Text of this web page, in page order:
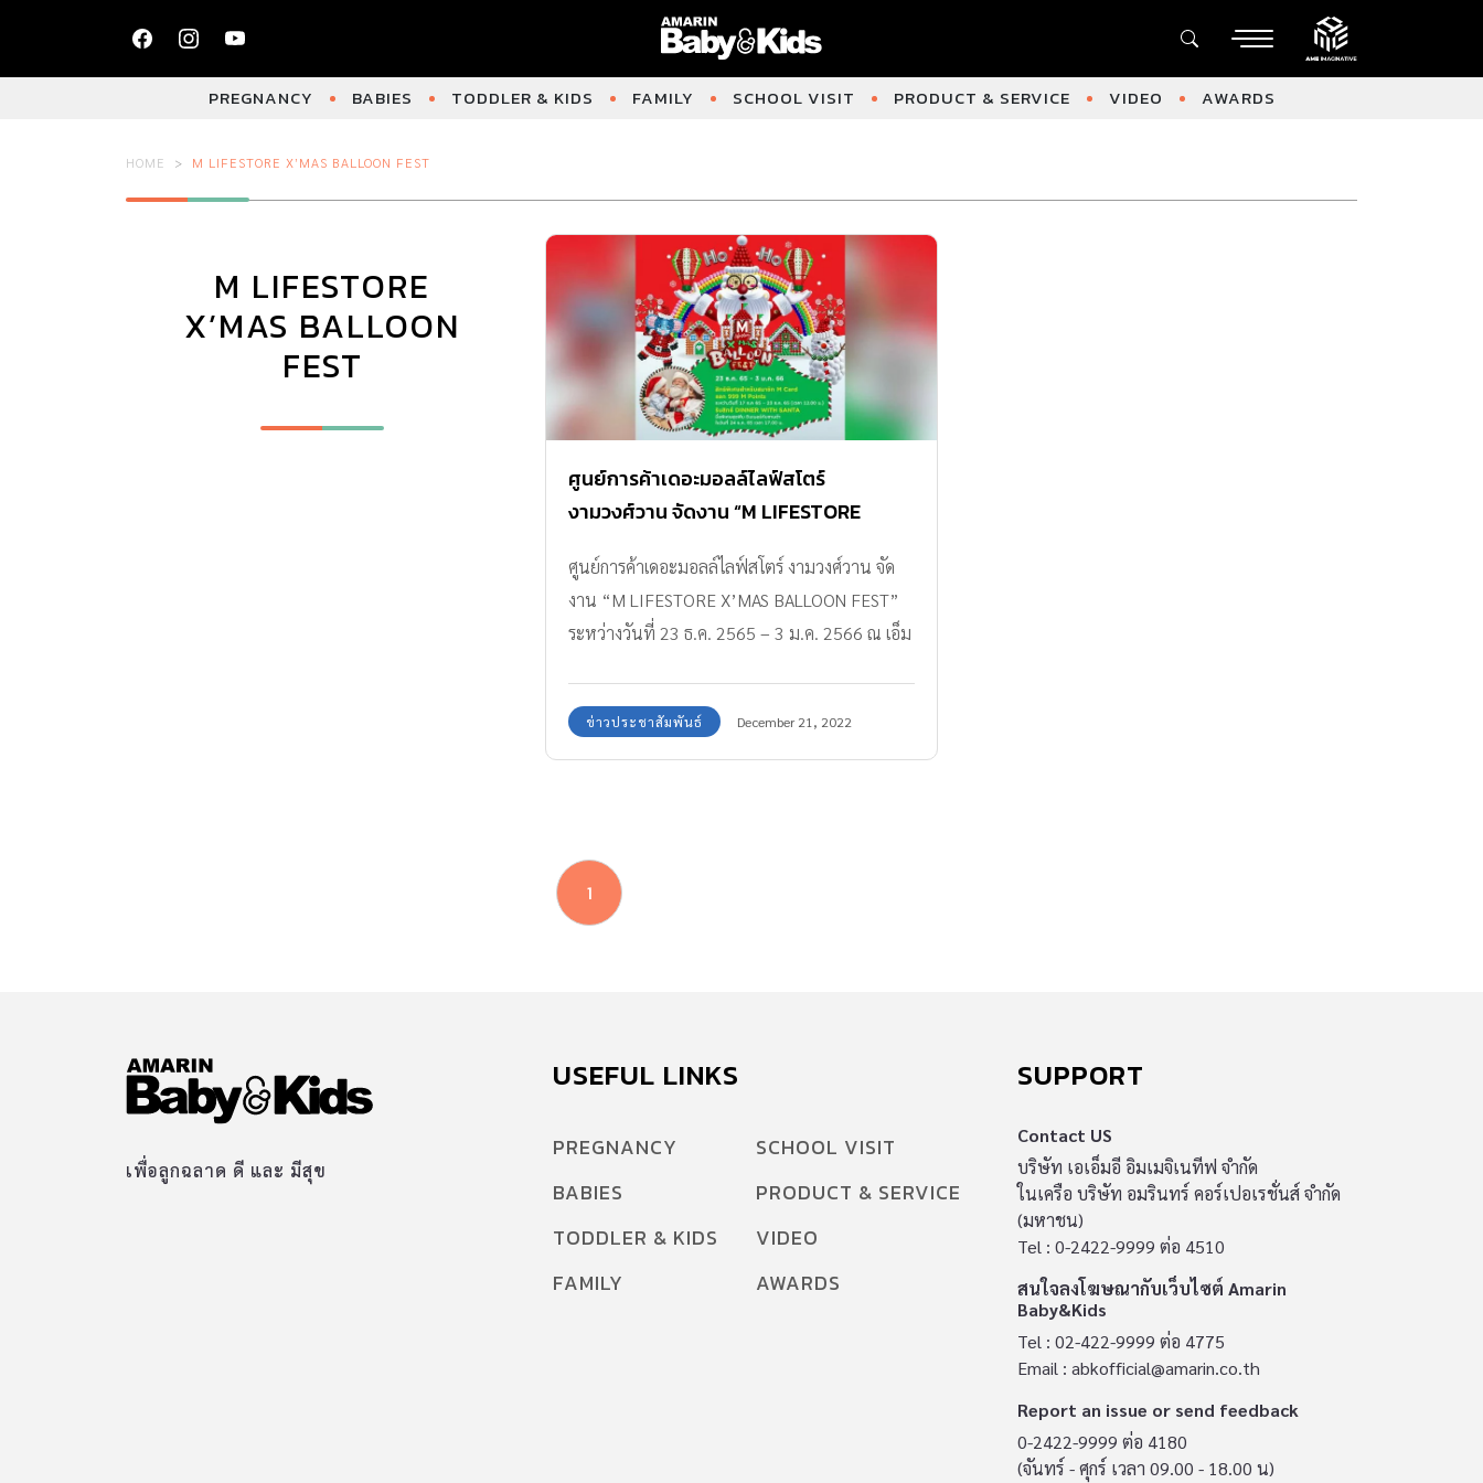
PREGNANCY BABIES TODDLER & KIDS FAMILY SCHOOL VISIT PRODUCT & SERVICE VIDEO AWARDS
HOME M LIFESTORE X’MAS BALLOON FEST
M LIFESTORE
X’MAS BALLOON
FEST
ศูนย์การค้าเดอะมอลล์ไลฟ์สโตร์
งามวงศ์วาน จัดงาน “M LIFESTORE
บอลลูนของลุงซานต้า ลูกโป่งคริสต์มาส
แฟนซี มอบความสุขช่วงคริสต์มาส
ศูนย์การค้าเดอะมอลล์ไลฟ์สโตร์ งามวงศ์วาน จัด
งาน “M LIFESTORE X’MAS BALLOON FEST”
ระหว่างวันที่ 23 ธ.ค. 2565 – 3 ม.ค. 2566 ณ เอ็ม
ข่าวประชาสัมพันธ์ December 21, 2022
1
เพื่อลูกฉลาด ดี และ มีสุข
USEFUL LINKS
PREGNANCY
BABIES
TODDLER & KIDS
FAMILY
SCHOOL VISIT
PRODUCT & SERVICE
VIDEO
AWARDS
SUPPORT
Contact US
บริษัท เอเอ็มอี อิมเมจิเนทีฟ จำกัด
ในเครือ บริษัท อมรินทร์ คอร์เปอเรชั่นส์ จำกัด
(มหาชน)
Tel : 0-2422-9999 ต่อ 4510
สนใจลงโฆษณากับเว็บไซต์ Amarin
Baby&Kids
Tel : 02-422-9999 ต่อ 4775
Email : abkofficial@amarin.co.th
Report an issue or send feedback
0-2422-9999 ต่อ 4180
(จันทร์ - ศุกร์ เวลา 09.00 - 18.00 น)